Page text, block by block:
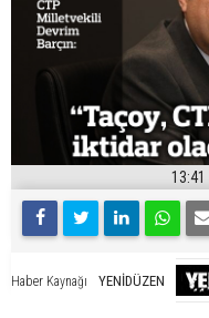
13:41
Haber Kaynağı YENİDÜZEN